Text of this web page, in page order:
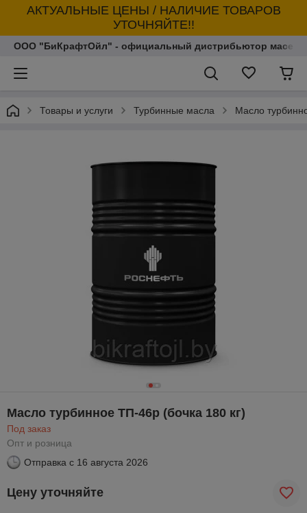
АКТУАЛЬНЫЕ ЦЕНЫ / НАЛИЧИЕ ТОВАРОВ
УТОЧНЯЙТЕ!!
ООО "БиКрафтОйл" - официальный дистрибьютор масел
Товары и услуги Турбинные масла Масло
Масло турбинное ТП-46р (бочка 180 кг)
Под заказ
Опт и розница
Отправка с 16 августа 2026
Цену уточняйте